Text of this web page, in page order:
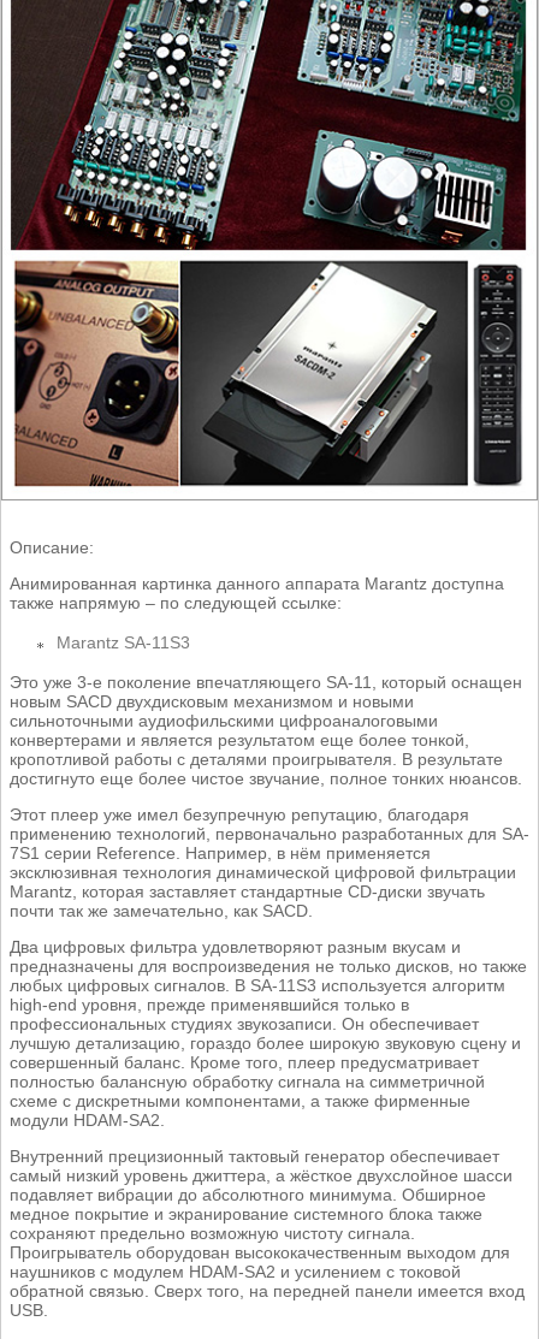
Описание:
Анимированная картинка данного аппарата Marantz доступна
также напрямую – по следующей ссылке:
Marantz SA-11S3
Это уже 3-е поколение впечатляющего SA-11, который оснащен
новым SACD двухдисковым механизмом и новыми
сильноточными аудиофильскими цифроаналоговыми
конвертерами и является результатом еще более тонкой,
кропотливой работы с деталями проигрывателя. В результате
достигнуто еще более чистое звучание, полное тонких нюансов.
Этот плеер уже имел безупречную репутацию, благодаря
применению технологий, первоначально разработанных для SA-
7S1 серии Reference. Например, в нём применяется
эксклюзивная технология динамической цифровой фильтрации
Marantz, которая заставляет стандартные CD-диски звучать
почти так же замечательно, как SACD.
Два цифровых фильтра удовлетворяют разным вкусам и
предназначены для воспроизведения не только дисков, но также
любых цифровых сигналов. В SA-11S3 используется алгоритм
high-end уровня, прежде применявшийся только в
профессиональных студиях звукозаписи. Он обеспечивает
лучшую детализацию, гораздо более широкую звуковую сцену и
совершенный баланс. Кроме того, плеер предусматривает
полностью балансную обработку сигнала на симметричной
схеме с дискретными компонентами, а также фирменные
модули HDAM-SA2.
Внутренний прецизионный тактовый генератор обеспечивает
самый низкий уровень джиттера, а жёсткое двухслойное шасси
подавляет вибрации до абсолютного минимума. Обширное
медное покрытие и экранирование системного блока также
сохраняют предельно возможную чистоту сигнала.
Проигрыватель оборудован высококачественным выходом для
наушников с модулем HDAM-SA2 и усилением с токовой
обратной связью. Сверх того, на передней панели имеется вход
USB.